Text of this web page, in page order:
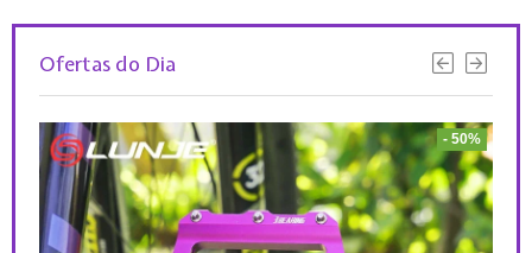
Ofertas do Dia
- 50%